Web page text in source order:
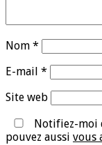
Nom *
E-mail *
Site web
Notifiez-moi
pouvez aussi vous